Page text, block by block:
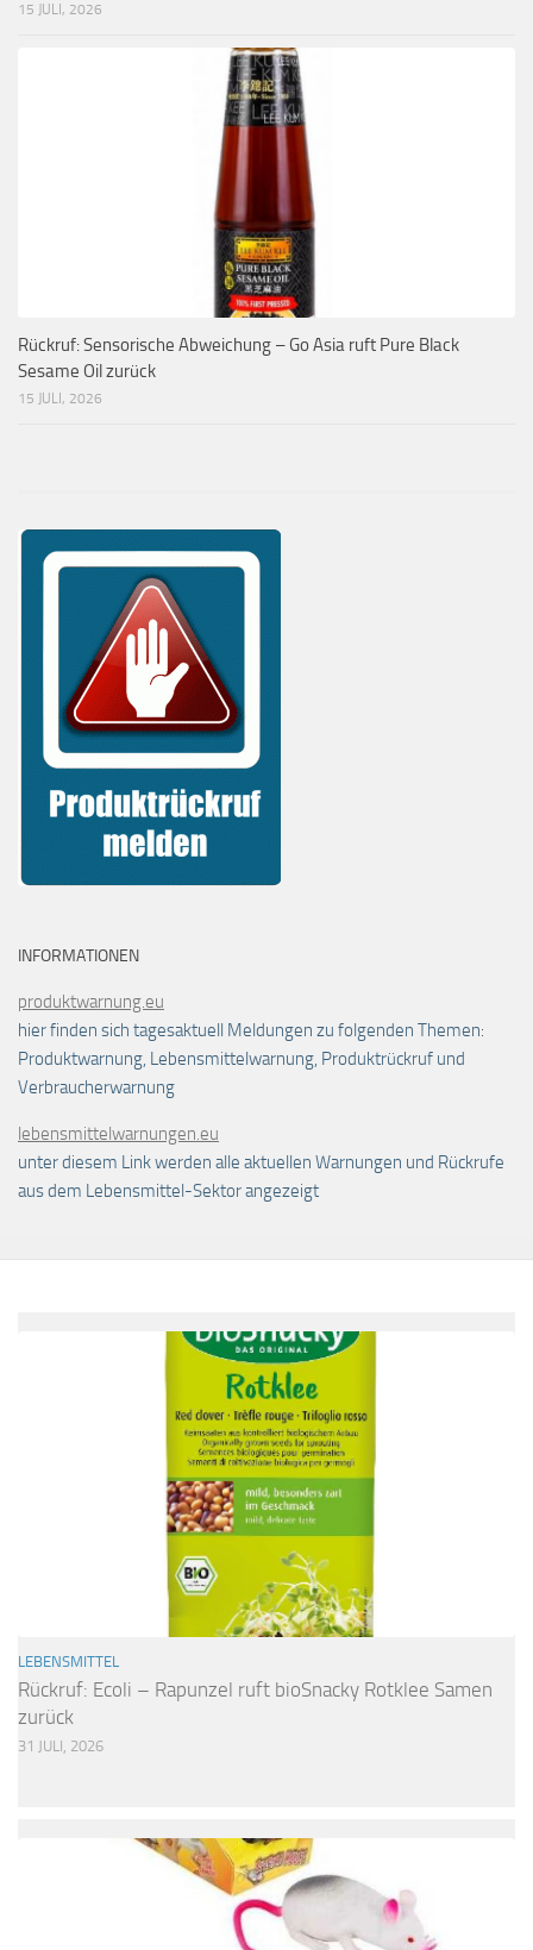
15 JULI, 2026
Rückruf: Sensorische Abweichung – Go Asia ruft Pure Black
Sesame Oil zurück
15 JULI, 2026
INFORMATIONEN
produktwarnung.eu
hier finden sich tagesaktuell Meldungen zu folgenden Themen:
Produktwarnung, Lebensmittelwarnung, Produktrückruf und
Verbraucherwarnung
lebensmittelwarnungen.eu
unter diesem Link werden alle aktuellen Warnungen und Rückrufe
aus dem Lebensmittel-Sektor angezeigt
LEBENSMITTEL
Rückruf: Ecoli – Rapunzel ruft bioSnacky Rotklee Samen
zurück
31 JULI, 2026